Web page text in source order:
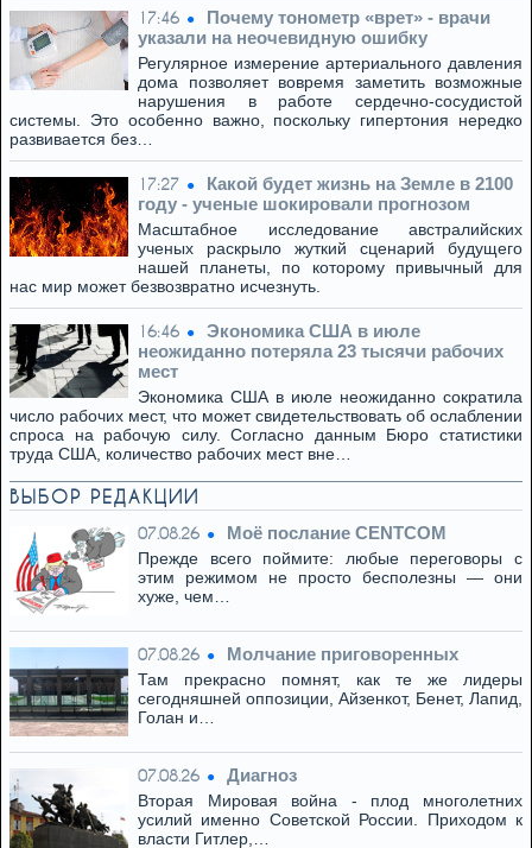
17:46
Почему тонометр «врет» - врачи
указали на неочевидную ошибку
Регулярное измерение артериального давления
дома позволяет вовремя заметить возможные
нарушения в работе сердечно-сосудистой
системы. Это особенно важно, поскольку гипертония нередко
развивается без…
17:27
Какой будет жизнь на Земле в 2100
году - ученые шокировали прогнозом
Масштабное исследование австралийских
ученых раскрыло жуткий сценарий будущего
нашей планеты, по которому привычный для
нас мир может безвозвратно исчезнуть.
16:46
Экономика США в июле
неожиданно потеряла 23 тысячи рабочих
мест
Экономика США в июле неожиданно сократила
число рабочих мест, что может свидетельствовать об ослаблении
спроса на рабочую силу. Согласно данным Бюро статистики
труда США, количество рабочих мест вне…
ВЫБОР РЕДАКЦИИ
07.08.26 Моё послание CENTCOM
Прежде всего поймите: любые переговоры с
этим режимом не просто бесполезны — они
хуже, чем…
07.08.26 Молчание приговоренных
Там прекрасно помнят, как те же лидеры
сегодняшней оппозиции, Айзенкот, Бенет, Лапид,
Голан и…
07.08.26 Диагноз
Вторая Мировая война - плод многолетних
усилий именно Советской России. Приходом к
власти Гитлер,…